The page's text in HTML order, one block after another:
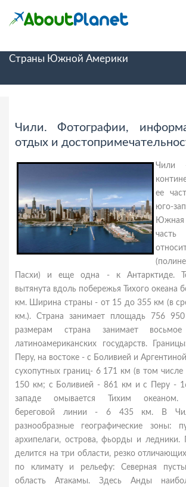
Страны Южной Америки
Чили. Фотографии,
отдых и
Чили
ее
юго-
Южная
Пасхи) и еще одна - к Антарктиде.
вытянута вдоль побережья Тихого океана
км. Ширина страны - от 15 до 355 км (в
км.). Страна занимает площадь 756
размерам страна занимает
латиноамериканских государств.
Перу, на востоке - с Боливией и
сухопутных границ- 6 171 км (в том числе
150 км; с Боливией - 861 км и с Перу -
западе омывается Тихим океаном.
береговой линии - 6 435 км. В
разнообразные географические зоны:
архипелаги, острова, фьорды и
делится на три области, резко
по климату и рельефу: Северная
область Атакамы. Здесь Анды